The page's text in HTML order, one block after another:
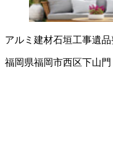
アルミ建材石垣工事遺品
福岡県福岡市西区下山門